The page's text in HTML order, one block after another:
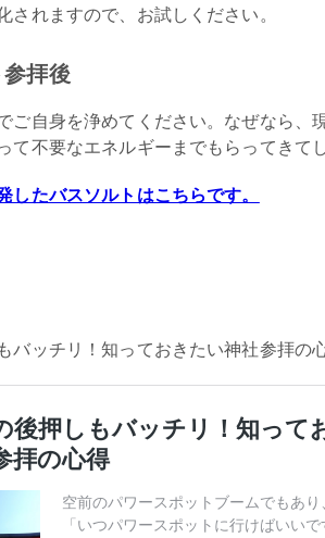
されますので、お試しください。
拝後
ご自身を浄めてください。なぜなら、
て不要なエネルギーまでもらってきて
したバスソルトはこちらです。
バッチリ！知っておきたい神社参拝の